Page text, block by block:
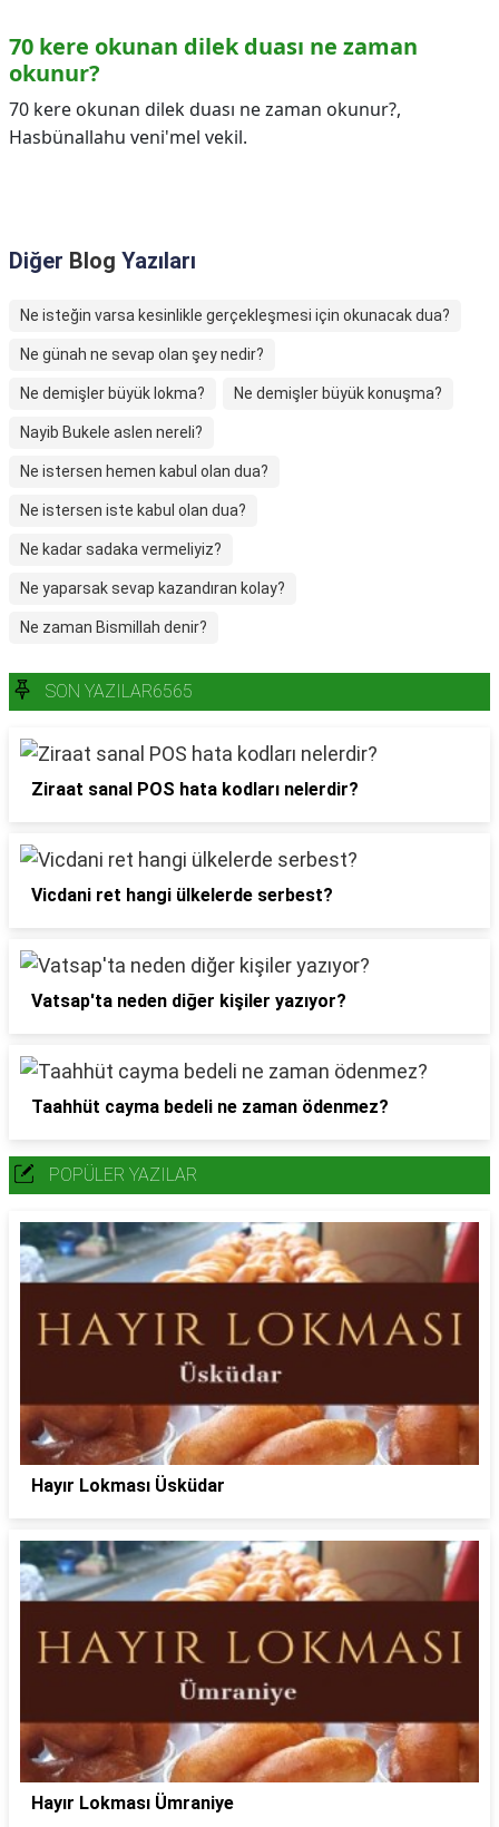
70 kere okunan dilek duası ne zaman
okunur?
70 kere okunan dilek duası ne zaman okunur?,
Hasbünallahu veni'mel vekil.
Diğer Blog Yazıları
Ne isteğin varsa kesinlikle gerçekleşmesi için okunacak dua?
Ne günah ne sevap olan şey nedir?
Ne demişler büyük lokma? Ne demişler büyük konuşma?
Nayib Bukele aslen nereli?
Ne istersen hemen kabul olan dua?
Ne istersen iste kabul olan dua?
Ne kadar sadaka vermeliyiz?
Ne yaparsak sevap kazandıran kolay?
Ne zaman Bismillah denir?
SON YAZILAR6565
Ziraat sanal POS hata kodları nelerdir?
Vicdani ret hangi ülkelerde serbest?
Vatsap'ta neden diğer kişiler yazıyor?
Taahhüt cayma bedeli ne zaman ödenmez?
POPÜLER YAZILAR
Hayır Lokması Üsküdar
Hayır Lokması Ümraniye